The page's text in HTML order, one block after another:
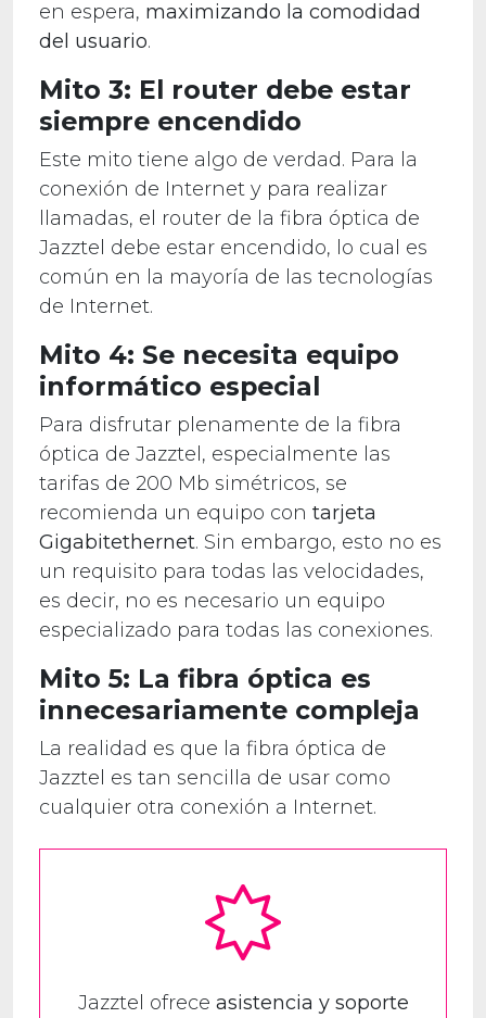
en espera, maximizando la comodidad
del usuario.
Mito 3: El router debe estar
siempre encendido
Este mito tiene algo de verdad. Para la
conexión de Internet y para realizar
llamadas, el router de la fibra óptica de
Jazztel debe estar encendido, lo cual es
común en la mayoría de las tecnologías
de Internet.
Mito 4: Se necesita equipo
informático especial
Para disfrutar plenamente de la fibra
óptica de Jazztel, especialmente las
tarifas de 200 Mb simétricos, se
recomienda un equipo con tarjeta
Gigabitethernet. Sin embargo, esto no es
un requisito para todas las velocidades,
es decir, no es necesario un equipo
especializado para todas las conexiones.
Mito 5: La fibra óptica es
innecesariamente compleja
La realidad es que la fibra óptica de
Jazztel es tan sencilla de usar como
cualquier otra conexión a Internet.
Jazztel ofrece asistencia y soporte